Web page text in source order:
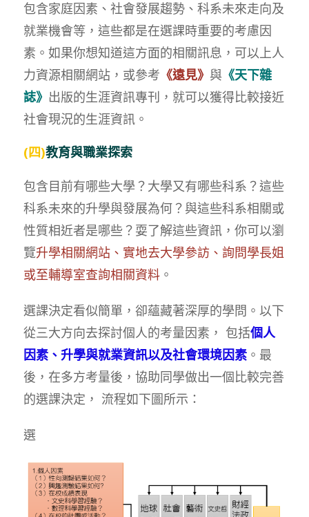
包含家庭因素、社會發展趨勢、科系未來走向及
就業機會等，這些都是在選課時重要的考慮因
素。如果你想知道這方面的相關訊息，可以上人
力資源相關網站，或參考 《遠見》 與《天下雜
誌》 出版的生涯資訊專刊，就可以獲得比較接近
社會現況的生涯資訊。
(四)教育與職業探索
包含目前有哪些大學？大學又有哪些科系？這些
科系未來的升學與發展為何？與這些科系相關或
性質相近者是哪些？耍了解這些資訊，你可以瀏
覽升學相關網站、實地去大學參訪、詢問學長姐
或至輔導室查詢相關資料。
選課決定看似簡單，卻蘊藏著深厚的學問。以下
從三大方向去探討個人的考量因素， 包括個人
因素、升學與就業資訊以及社會環境因素。最
後，在多方考量後，協助同學做出一個比較完善
的選課決定， 流程如下圖所示：
選